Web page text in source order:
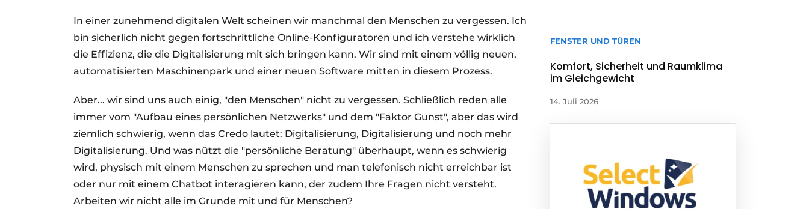
In einer zunehmend digitalen Welt scheinen wir manchmal den Menschen zu vergessen. Ich
bin sicherlich nicht gegen fortschrittliche Online-Konfiguratoren und ich verstehe wirklich
die Effizienz, die die Digitalisierung mit sich bringen kann. Wir sind mit einem völlig neuen,
automatisierten Maschinenpark und einer neuen Software mitten in diesem Prozess.
Aber... wir sind uns auch einig, "den Menschen" nicht zu vergessen. Schließlich reden alle
immer vom "Aufbau eines persönlichen Netzwerks" und dem "Faktor Gunst", aber das wird
ziemlich schwierig, wenn das Credo lautet: Digitalisierung, Digitalisierung und noch mehr
Digitalisierung. Und was nützt die "persönliche Beratung" überhaupt, wenn es schwierig
wird, physisch mit einem Menschen zu sprechen und man telefonisch nicht erreichbar ist
oder nur mit einem Chatbot interagieren kann, der zudem Ihre Fragen nicht versteht.
Arbeiten wir nicht alle im Grunde mit und für Menschen?
FENSTER UND TÜREN
Komfort, Sicherheit und Raumklima
im Gleichgewicht
14. Juli 2026